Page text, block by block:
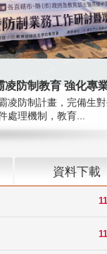
凌防制計畫，完備生
處理機制，教育...
資料下載